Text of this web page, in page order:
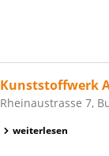
Kunststoffwerk
Rheinaustrasse 7,
weiterlesen